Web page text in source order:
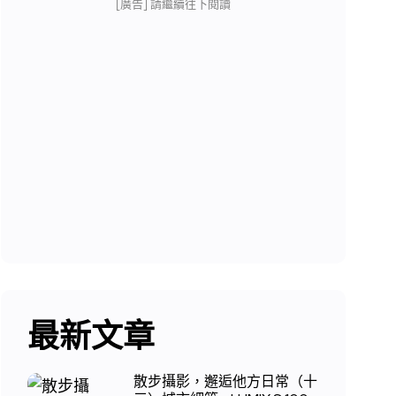
[廣告] 請繼續往下閱讀
最新文章
散步攝影，邂逅他方日常（十